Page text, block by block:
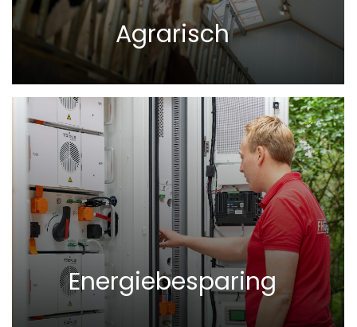
Agrarisch
Energiebesparing